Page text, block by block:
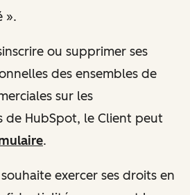
».
ou supprimer ses
des ensembles de
sur les
de HubSpot, le Client peut
.
exercer ses droits en